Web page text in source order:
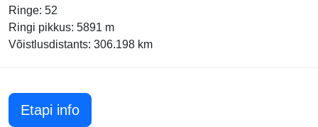
Ringe: 52
Ringi pikkus: 5891 m
Võistlusdistants: 306.198 km
Etapi infoSuurbritannia GP 2026